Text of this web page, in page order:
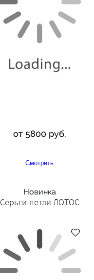
от 5800 руб.
Смотреть
Новинка
Серьги-петли ЛОТОС